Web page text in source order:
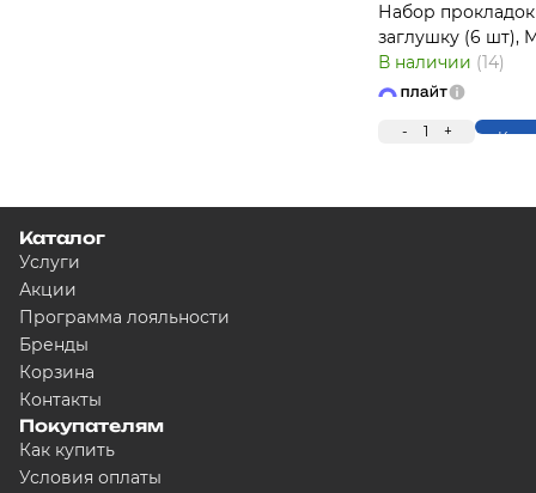
Набор
заглушку (6 шт),
В наличии (14)
- 1 +
Каталог
Услуги
Акции
Программа лояльности
Бренды
Корзина
Контакты
Покупателям
Как купить
Условия оплаты